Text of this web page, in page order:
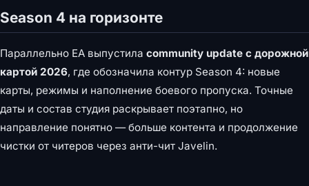
Season 4 на горизонте
Параллельно EA выпустила community update с дорожной
картой 2026, где обозначила контур Season 4: новые
карты, режимы и наполнение боевого пропуска. Точные
даты и состав студия раскрывает поэтапно, но
направление понятно — больше контента и продолжение
чистки от читеров через анти-чит Javelin.